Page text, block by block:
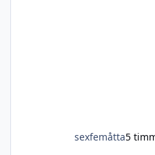
sexfemåtta5